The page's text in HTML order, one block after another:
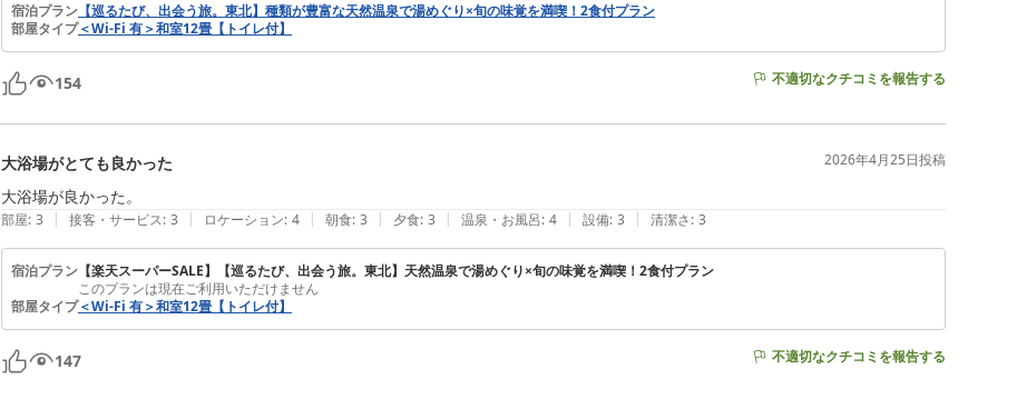
宿泊プラン 【巡るたび、出会う旅。東北】種類が豊富な天然温泉で湯めぐり×旬の味覚を満喫！2食付プラン
部屋タイプ＜Wi‐Fi 有＞和室12畳【トイレ付】
154 不適切なクチコミを報告する
大浴場がとても良かった 2026年4月25日投稿
大浴場が良かった。
部屋: 3 | 接客・サービス: 3 | ロケーション: 4 | 朝食: 3 | 夕食: 3 | 温泉・お風呂: 4 | 設備: 3 | 清潔さ: 3
宿泊プラン 【楽天スーパーSALE】【巡るたび、出会う旅。東北】天然温泉で湯めぐり×旬の味覚を満喫！2食付プラン
このプランは現在ご利用いただけません
部屋タイプ＜Wi‐Fi 有＞和室12畳【トイレ付】
147 不適切なクチコミを報告する